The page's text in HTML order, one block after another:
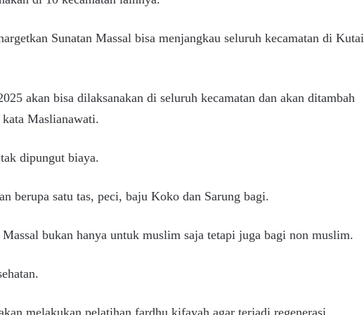
Sunatan Massal bisa menjangkau seluruh kecamatan di Kutai
akan bisa dilaksanakan di seluruh kecamatan dan akan ditambah
kata Maslianawati.
dipungut biaya.
berupa satu tas, peci, baju Koko dan Sarung bagi.
bukan hanya untuk muslim saja tetapi juga bagi non muslim.
melakukan pelatihan fardhu kifayah agar terjadi regenerasi.